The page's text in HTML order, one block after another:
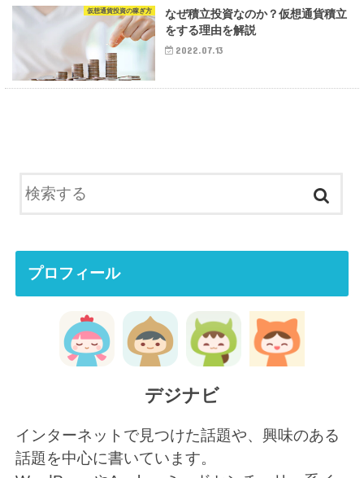
仮想通貨投資の稼ぎ方
なぜ積立投資なのか？仮想通貨積立
をする理由を解説
2022.07.13
プロフィール
デジナビ
インターネットで見つけた話題や、興味のある
話題を中心に書いています。